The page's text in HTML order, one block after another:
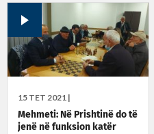
15 TET 2021 |
Mehmeti: Në Prishtinë do të
jenë në funksion katër